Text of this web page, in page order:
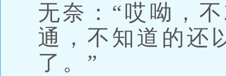
无奈：“哎呦，
通，不知道的还
了。”